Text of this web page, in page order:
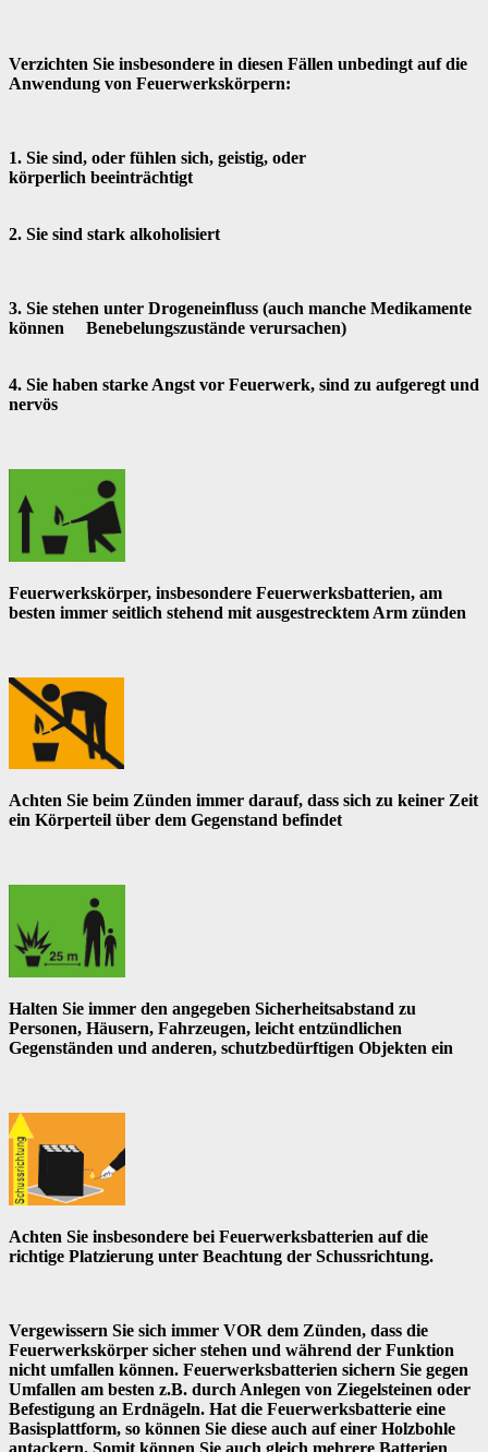
Verzichten Sie insbesondere in diesen Fällen unbedingt auf die
Anwendung von Feuerwerkskörpern:
1. Sie sind, oder fühlen sich, geistig, oder
körperlich beeinträchtigt
2. Sie sind stark alkoholisiert
3. Sie stehen unter Drogeneinfluss (auch manche Medikamente
können Benebelungszustände verursachen)
4. Sie haben starke Angst vor Feuerwerk, sind zu aufgeregt und
nervös
Feuerwerkskörper, insbesondere Feuerwerksbatterien, am
besten immer seitlich stehend mit ausgestrecktem Arm zünden
Achten Sie beim Zünden immer darauf, dass sich zu keiner Zeit
ein Körperteil über dem Gegenstand befindet
Halten Sie immer den angegeben Sicherheitsabstand zu
Personen, Häusern, Fahrzeugen, leicht entzündlichen
Gegenständen und anderen, schutzbedürftigen Objekten ein
Achten Sie insbesondere bei Feuerwerksbatterien auf die
richtige Platzierung unter Beachtung der Schussrichtung.
Vergewissern Sie sich immer VOR dem Zünden, dass die
Feuerwerkskörper sicher stehen und während der Funktion
nicht umfallen können. Feuerwerksbatterien sichern Sie gegen
Umfallen am besten z.B. durch Anlegen von Ziegelsteinen oder
Befestigung an Erdnägeln. Hat die Feuerwerksbatterie eine
Basisplattform, so können Sie diese auch auf einer Holzbohle
antackern. Somit können Sie auch gleich mehrere Batterien